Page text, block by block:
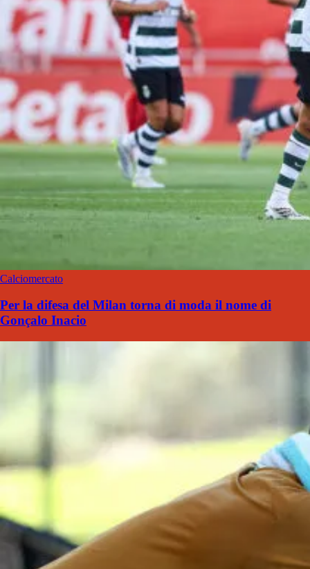
Calciomercato
Per la difesa del Milan torna di moda il nome di
Gonçalo Inacio